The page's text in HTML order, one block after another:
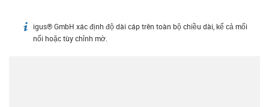
igus-icon-info
igus® GmbH xác định độ dài cáp trên toàn bộ chiều dài, kể cả mối
nối hoặc tùy chỉnh mờ.